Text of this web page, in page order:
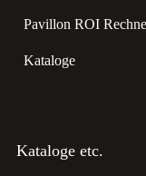
Pavillon ROI
Kataloge
Kataloge etc.